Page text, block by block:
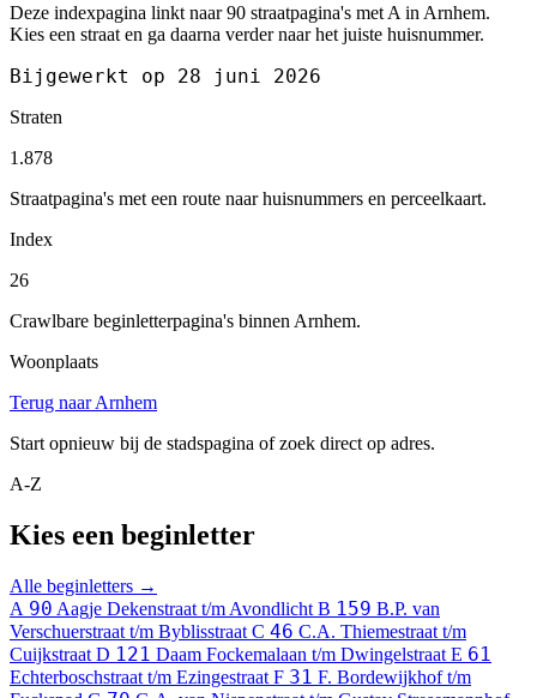
Deze indexpagina linkt naar 90 straatpagina's met A in Arnhem.
Kies een straat en ga daarna verder naar het juiste huisnummer.
Bijgewerkt op 28 juni 2026
Straten
1.878
Straatpagina's met een route naar huisnummers en perceelkaart.
Index
26
Crawlbare beginletterpagina's binnen Arnhem.
Woonplaats
Terug naar Arnhem
Start opnieuw bij de stadspagina of zoek direct op adres.
A-Z
Kies een beginletter
Alle beginletters →
A 90 Aagje Dekenstraat t/m Avondlicht B 159 B.P. van
Verschuerstraat t/m Byblisstraat C 46 C.A. Thiemestraat t/m
Cuijkstraat D 121 Daam Fockemalaan t/m Dwingelstraat E 61
Echterboschstraat t/m Ezingestraat F 31 F. Bordewijkhof t/m